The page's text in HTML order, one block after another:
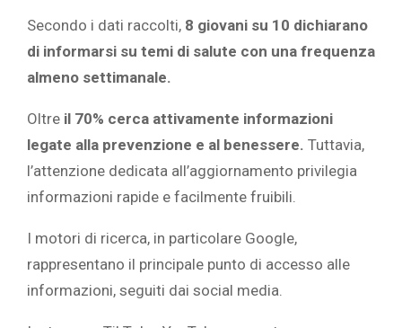
Secondo i dati raccolti, 8 giovani su 10 dichiarano
di informarsi su temi di salute con una frequenza
almeno settimanale.
Oltre il 70% cerca attivamente informazioni
legate alla prevenzione e al benessere. Tuttavia,
l’attenzione dedicata all’aggiornamento privilegia
informazioni rapide e facilmente fruibili.
I motori di ricerca, in particolare Google,
rappresentano il principale punto di accesso alle
informazioni, seguiti dai social media.